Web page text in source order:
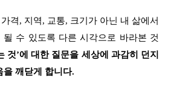
격, 지역, 교통, 크기가 아닌 내 삶에서
될 수 있도록 다른 시각으로 바라본 것
것’에 대한 질문을 세상에 과감히 던지
을 깨닫게 합니다.